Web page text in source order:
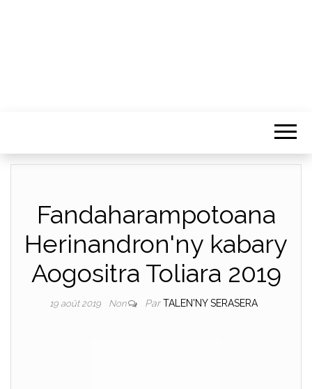
Fandaharampotoana
Herinandron'ny kabary
Aogositra Toliara 2019
19 août 2019 Non ParTALEN'NY SERASERA